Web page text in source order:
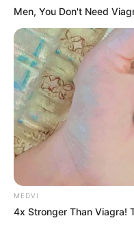
ความรัก เหมือนวาซาบิ
จะไม่รอดซะแล้ว แต่ถ้
เอง สาว ๆ รักร้าวทั้งหลา
ความรัก เหมือนต้มยำกุ้
จนจืดชืดก็ไม่มีใครอย
ไม่ยอมแต่งงานเสียที
ไปไม่รอด เพราะอะไรๆ
หมดแล้ว
Men, You Don't Need
MEDVI
4x Stronger Than Viagra!